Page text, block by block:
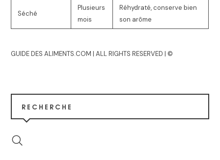
Séché
Plusieurs
mois
Réhydraté, conserve bien
son arôme
GUIDE DES ALIMENTS.COM | ALL RIGHTS RESERVED | ©
RECHERCHE